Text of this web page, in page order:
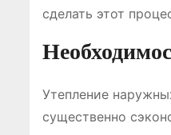
сделать этот
Утепление
существенно